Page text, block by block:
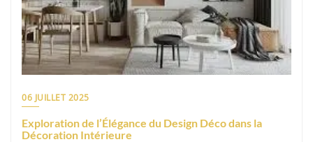
06 JUILLET 2025
Exploration de l’Élégance du Design Déco dans la
Décoration Intérieure